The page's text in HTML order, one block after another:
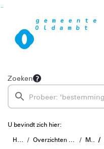
Zoeken
U bevindt zich hier:
Home
Overzichten en informatie Moties